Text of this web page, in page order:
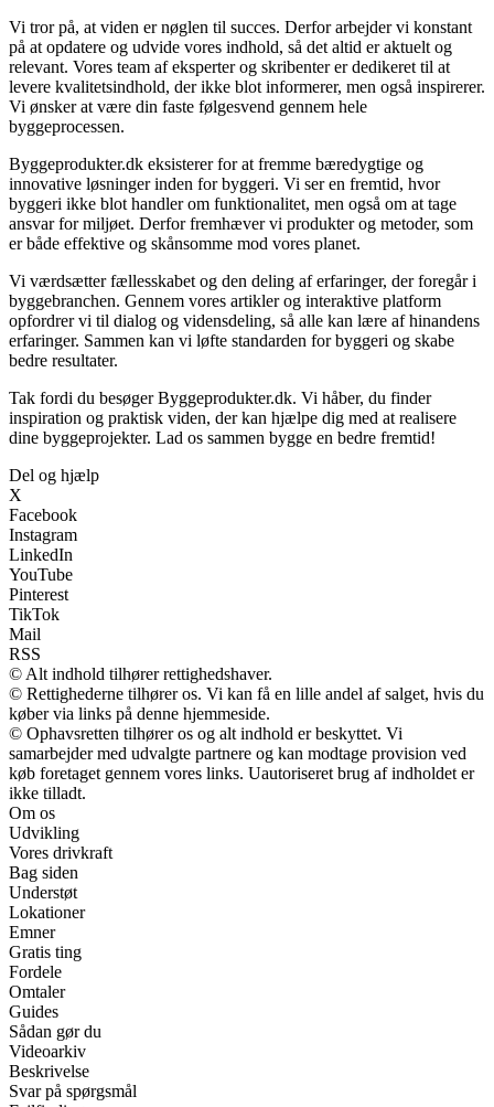
Vi tror på, at viden er nøglen til succes. Derfor arbejder vi konstant
på at opdatere og udvide vores indhold, så det altid er aktuelt og
relevant. Vores team af eksperter og skribenter er dedikeret til at
levere kvalitetsindhold, der ikke blot informerer, men også inspirerer.
Vi ønsker at være din faste følgesvend gennem hele
byggeprocessen.
Byggeprodukter.dk eksisterer for at fremme bæredygtige og
innovative løsninger inden for byggeri. Vi ser en fremtid, hvor
byggeri ikke blot handler om funktionalitet, men også om at tage
ansvar for miljøet. Derfor fremhæver vi produkter og metoder, som
er både effektive og skånsomme mod vores planet.
Vi værdsætter fællesskabet og den deling af erfaringer, der foregår i
byggebranchen. Gennem vores artikler og interaktive platform
opfordrer vi til dialog og vidensdeling, så alle kan lære af hinandens
erfaringer. Sammen kan vi løfte standarden for byggeri og skabe
bedre resultater.
Tak fordi du besøger Byggeprodukter.dk. Vi håber, du finder
inspiration og praktisk viden, der kan hjælpe dig med at realisere
dine byggeprojekter. Lad os sammen bygge en bedre fremtid!
Del og hjælp
X
Facebook
Instagram
LinkedIn
YouTube
Pinterest
TikTok
Mail
RSS
© Alt indhold tilhører rettighedshaver.
© Rettighederne tilhører os. Vi kan få en lille andel af salget, hvis du
køber via links på denne hjemmeside.
© Ophavsretten tilhører os og alt indhold er beskyttet. Vi
samarbejder med udvalgte partnere og kan modtage provision ved
køb foretaget gennem vores links. Uautoriseret brug af indholdet er
ikke tilladt.
Om os
Udvikling
Vores drivkraft
Bag siden
Understøt
Lokationer
Emner
Gratis ting
Fordele
Omtaler
Guides
Sådan gør du
Videoarkiv
Beskrivelse
Svar på spørgsmål